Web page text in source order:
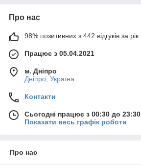
Про нас
98% позитивних з 442 відгуків за рік
Працює з 05.04.2021
м. Дніпро
Дніпро, Україна
Контакти
Сьогодні працює з 00:30 до 23:30
Показати весь графік роботи
Про нас